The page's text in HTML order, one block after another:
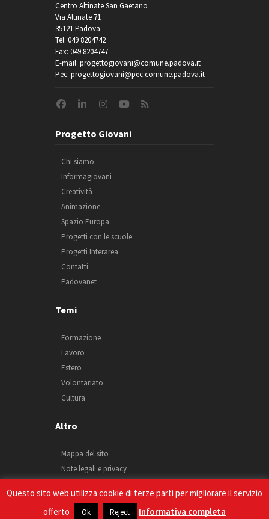
Centro Altinate San Gaetano
Via Altinate 71
35121 Padova
Tel: 049 8204742
Fax: 049 8204747
E-mail: progettogiovani@comune.padova.it
Pec: progettogiovani@pec.comune.padova.it
Progetto Giovani
Chi siamo
Informagiovani
Creatività
Animazione
Spazio Europa
Progetti con le scuole
Progetti Interarea
Contatti
Padovanet
Temi
Formazione
Lavoro
Estero
Volontariato
Cultura
Altro
Mappa del sito
Note legali e privacy
Credits
Questo sito web utilizza cookie di terze parti per migliorare il servizio
offerto
Ok Reject Informativa completa